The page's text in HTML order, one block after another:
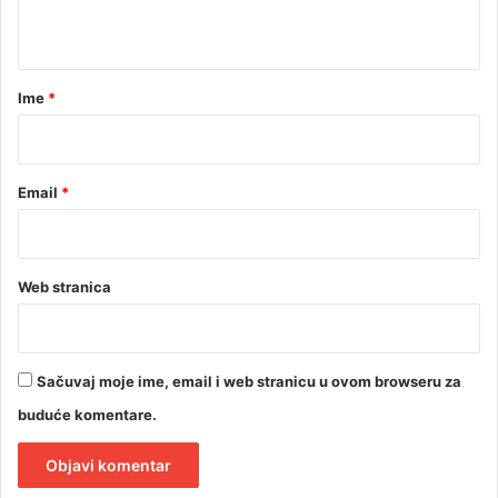
rIme *
Email *
Web stranica
Sačuvaj moje ime, email i web stranicu u ovom browseru za
buduće komentare.